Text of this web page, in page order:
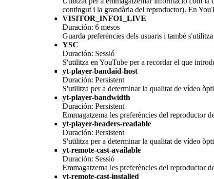
contingut i la grandària del reproductor). En
VISITOR_INFO1_LIVE
Duración: 6 mesos
Guarda preferències dels usuaris i també
YSC
Duración: Sessió
S'utilitza en YouTube per a recordar el que
yt-player-bandaid-host
Duración: Persistent
S'utilitza per a determinar la qualitat de vídeo
yt-player-bandwidth
Duración: Persistent
Emmagatzema les preferències del reproductor
yt-player-headers-readable
Duración: Persistent
S'utilitza per a determinar la qualitat de vídeo
yt-remote-cast-available
Duración: Sessió
Emmagatzema les preferències del reproductor
yt-remote-cast-installed